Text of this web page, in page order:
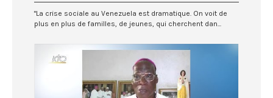
"La crise sociale au Venezuela est dramatique. On voit de
plus en plus de familles, de jeunes, qui cherchent dan...